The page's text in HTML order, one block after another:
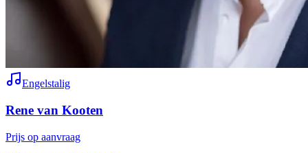
Engelstalig
Rene van Kooten
Prijs op aanvraag